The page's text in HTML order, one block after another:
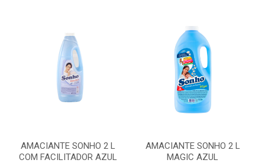
AMACIANTE SONHO 2 L
COM FACILITADOR AZUL
AMACIANTE SONHO 2 L
MAGIC AZUL